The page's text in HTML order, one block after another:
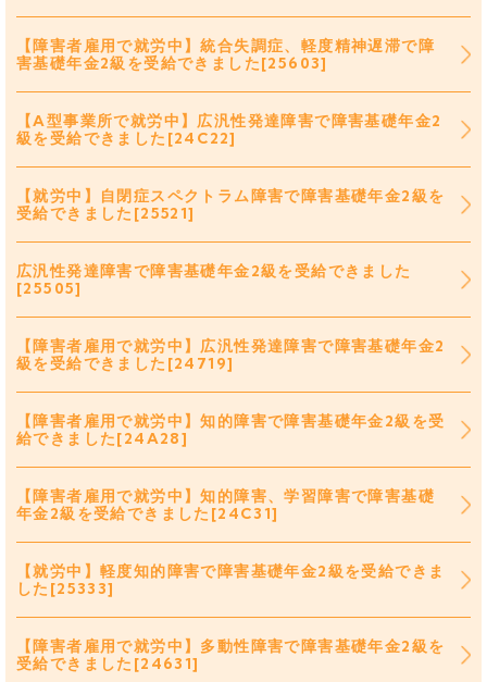
【障害者雇用で就労中】統合失調症、軽度精神遅滞で障
害基礎年金2級を受給できました[25603]
【A型事業所で就労中】広汎性発達障害で障害基礎年金2
級を受給できました[24C22]
【就労中】自閉症スペクトラム障害で障害基礎年金2級を
受給できました[25521]
広汎性発達障害で障害基礎年金2級を受給できました
[25505]
【障害者雇用で就労中】広汎性発達障害で障害基礎年金2
級を受給できました[24719]
【障害者雇用で就労中】知的障害で障害基礎年金2級を受
給できました[24A28]
【障害者雇用で就労中】知的障害、学習障害で障害基礎
年金2級を受給できました[24C31]
【就労中】軽度知的障害で障害基礎年金2級を受給できま
した[25333]
【障害者雇用で就労中】多動性障害で障害基礎年金2級を
受給できました[24631]